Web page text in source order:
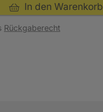
In den Warenkorb
Rückgaberecht